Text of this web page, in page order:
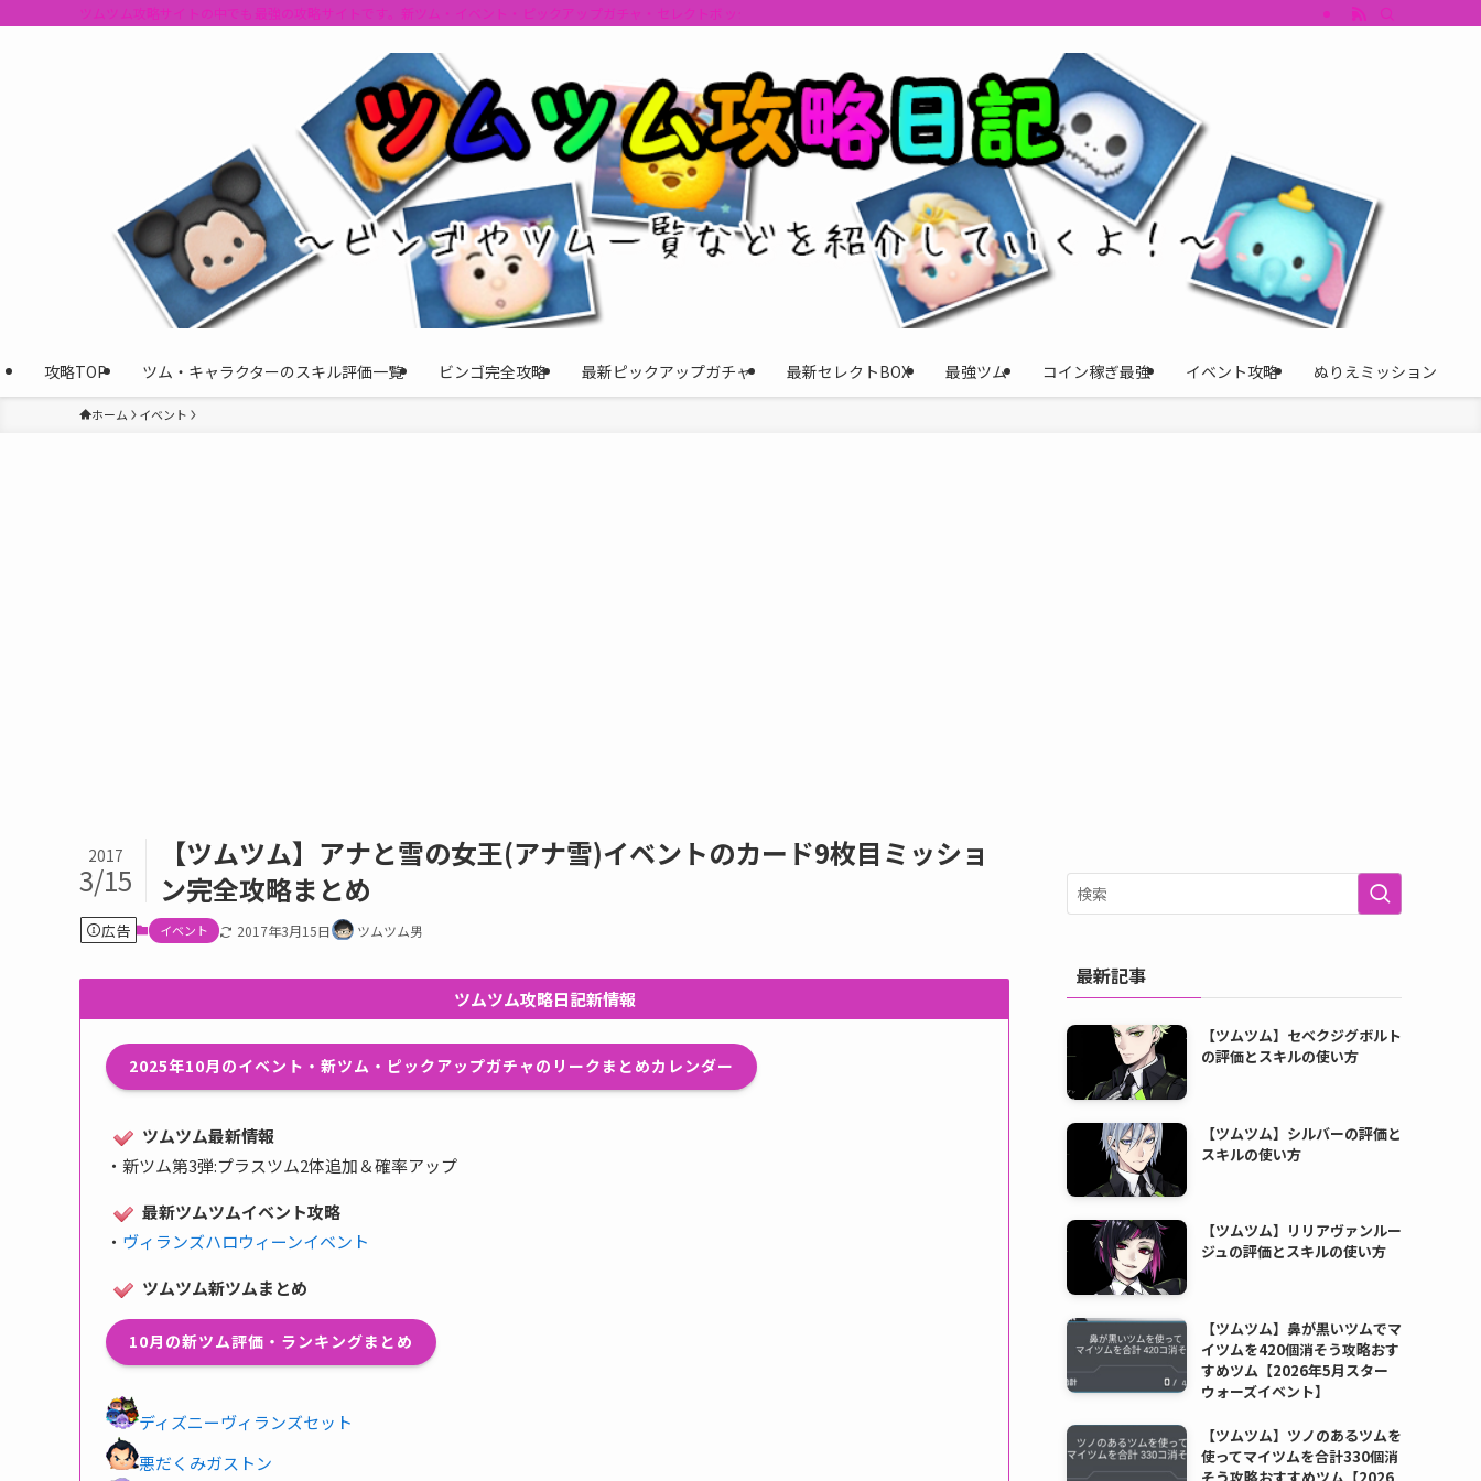
ツムツム攻略サイトの中でも最強の攻略サイトです。新ツム・イベント・ピックアップガチャ・セレクトボックスの情報を最速で提供しビンゴのおすすめツム・キャラ評価も丁寧に解説。ツムツムイベント、ツムツム攻略、ツムツ
攻略TOP ツム・キャラクターのスキル評価一覧 ビンゴ完全攻略 最新ピックアップガチャ 最新セレクトBOX 最強ツム コイン稼ぎ最強 イベント攻略 ぬりえミッション
ホーム イベント
【ツムツム】アナと雪の女王(アナ雪)イベントのカード9枚目ミッショ
ン完全攻略まとめ
2017
3/15
広告 イベント 2017年3月15日 ツムツム男
ツムツム攻略日記新情報
2025年10月のイベント・新ツム・ピックアップガチャのリークまとめカレンダー
ツムツム最新情報
・ 新ツム第3弾:プラスツム2体追加＆確率アップ
最新ツムツムイベント攻略
・ ヴィランズハロウィーンイベント
ツムツム新ツムまとめ
10月の新ツム評価・ランキングまとめ
ディズニーヴィランズセット
悪だくみガストン
最新記事
【ツムツム】セベクジグボルト
の評価とスキルの使い方
【ツムツム】シルバーの評価と
スキルの使い方
【ツムツム】リリアヴァンルー
ジュの評価とスキルの使い方
【ツムツム】鼻が黒いツムでマ
イツムを420個消そう攻略おす
すめツム【2026年5月スター
ウォーズイベント】
【ツムツム】ツノのあるツムを
使ってマイツムを合計330個消